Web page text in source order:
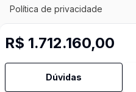
R$ 1.712.160,00
Dúvidas
Política de privacidade
Selo